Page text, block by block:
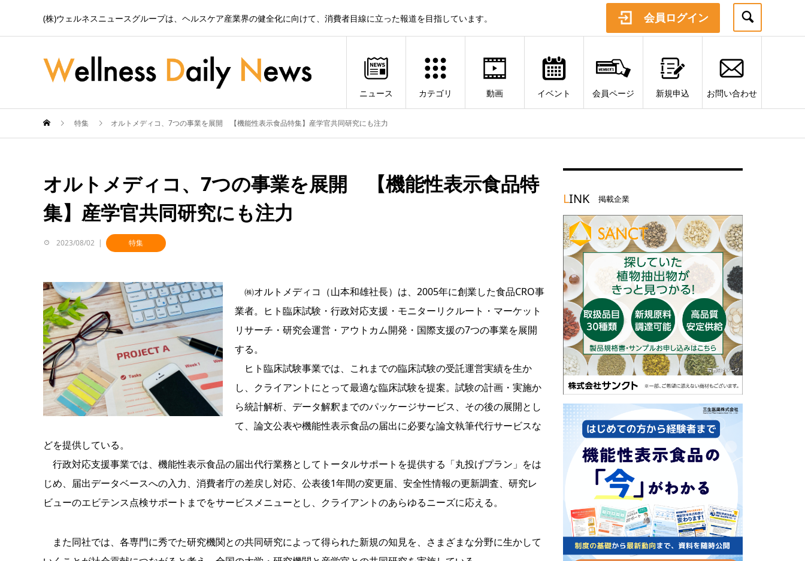
(株)ウェルネスニュースグループは、ヘルスケア産業界の健全化に向けて、消費者目線に立った報道を目指しています。 会員ログイン
ニュース カテゴリ 動画 イベント 会員ページ 新規申込 お問い合わせ
特集 オルトメディコ、7つの事業を展開 【機能性表示食品特集】産学官共同研究にも注力
オルトメディコ、7つの事業を展開 【機能性表示食品特
集】産学官共同研究にも注力
2023/08/02 特集
㈱オルトメディコ（山本和雄社長）は、2005年に創業した食品CRO事
業者。ヒト臨床試験・行政対応支援・モニターリクルート・マーケット
リサーチ・研究会運営・アウトカム開発・国際支援の7つの事業を展開
する。
ヒト臨床試験事業では、これまでの臨床試験の受託運営実績を生か
し、クライアントにとって最適な臨床試験を提案。試験の計画・実施か
ら統計解析、データ解釈までのパッケージサービス、その後の展開とし
て、論文公表や機能性表示食品の届出に必要な論文執筆代行サービスな
どを提供している。
行政対応支援事業では、機能性表示食品の届出代行業務としてトータルサポートを提供する「丸投げプラン」をは
じめ、届出データベースへの入力、消費者庁の差戻し対応、公表後1年間の変更届、安全性情報の更新調査、研究レ
ビューのエビテンス点検サポートまでをサービスメニューとし、クライアントのあらゆるニーズに応える。
また同社では、各専門に秀でた研究機関との共同研究によって得られた新規の知見を、さまざまな分野に生かして
LINK 掲載企業